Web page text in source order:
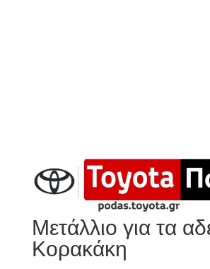
Μετάλλιο για τα
Κορακάκη